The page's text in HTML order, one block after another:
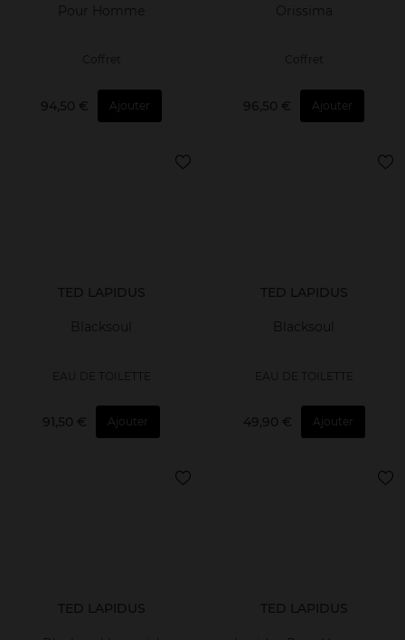
Pour Homme
Coffret
94,50 € Ajouter
Orissima
Coffret
96,50 € Ajouter
TED LAPIDUS
Blacksoul
EAU DE TOILETTE
91,50 € Ajouter
TED LAPIDUS
Blacksoul
EAU DE TOILETTE
49,90 € Ajouter
TED LAPIDUS TED LAPIDUS